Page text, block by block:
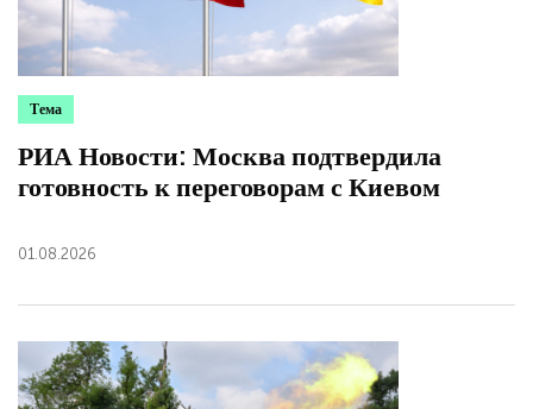
Тема
РИА Новости: Москва подтвердила
готовность к переговорам с Киевом
01.08.2026